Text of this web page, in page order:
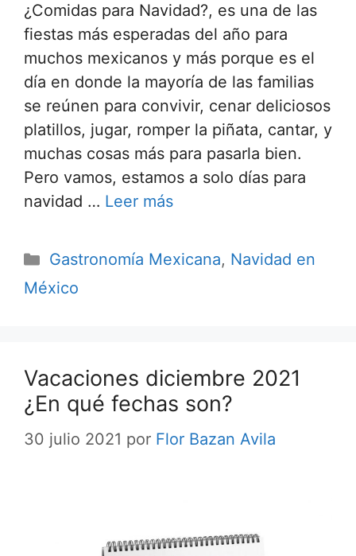
¿Comidas para Navidad?, es una de las
fiestas más esperadas del año para
muchos mexicanos y más porque es el
día en donde la mayoría de las familias
se reúnen para convivir, cenar deliciosos
platillos, jugar, romper la piñata, cantar, y
muchas cosas más para pasarla bien.
Pero vamos, estamos a solo días para
navidad … Leer más
Categorías
Gastronomía Mexicana, Navidad en
México
Vacaciones diciembre 2021
¿En qué fechas son?
30 julio 2021 por Flor Bazan Avila